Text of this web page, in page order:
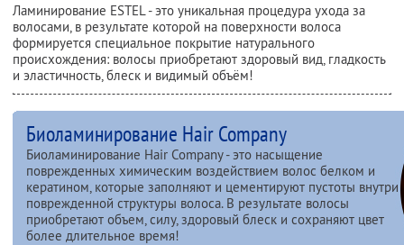
Ламинирование ESTEL - это уникальная процедура ухода за
волосами, в результате которой на поверхности волоса
формируется специальное покрытие натурального
происхождения: волосы приобретают здоровый вид, гладкость
и эластичность, блеск и видимый объём!
Биоламинирование Hair Company
Биоламинирование Hair Company - это насыщение
поврежденных химическим воздействием волос белком и
кератином, которые заполняют и цементируют пустоты внутри
поврежденной структуры волоса. В результате волосы
приобретают объем, силу, здоровый блеск и сохраняют цвет
более длительное время!